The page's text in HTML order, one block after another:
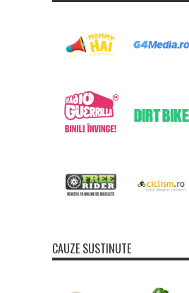
CAUZE SUSTINUTE